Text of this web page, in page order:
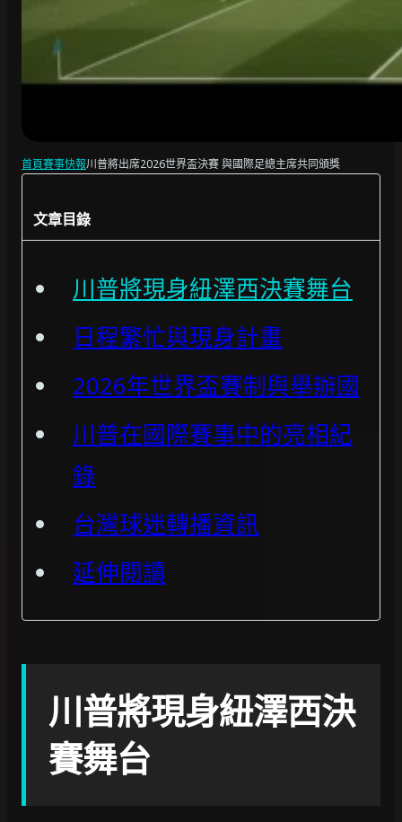
首頁賽事快報川普將出席2026世界盃決賽 與國際足總主席共同頒獎
文章目錄
川普將現身紐澤西決賽舞台
日程繁忙與現身計畫
2026年世界盃賽制與舉辦國
川普在國際賽事中的亮相紀
錄
台灣球迷轉播資訊
延伸閱讀
川普將現身紐澤西決
賽舞台